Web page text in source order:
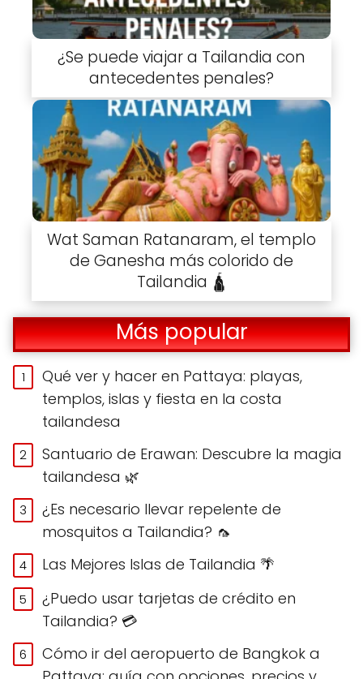
¿Se puede viajar a Tailandia con
antecedentes penales?
Wat Saman Ratanaram, el templo
de Ganesha más colorido de
Tailandia 🛕
Más popular
Qué ver y hacer en Pattaya: playas,
templos, islas y fiesta en la costa
tailandesa
Santuario de Erawan: Descubre la magia
tailandesa 🌿
¿Es necesario llevar repelente de
mosquitos a Tailandia? 🦟
Las Mejores Islas de Tailandia 🌴
¿Puedo usar tarjetas de crédito en
Tailandia? 💳
Cómo ir del aeropuerto de Bangkok a